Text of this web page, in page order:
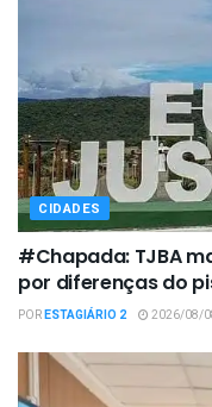
CIDADES
#Chapada: TJBA
por diferenças do
PORESTAGIÁRIO 2 2026/08/